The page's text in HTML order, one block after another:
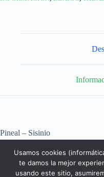
Pineal – Sisinio
Usamos cookies
te damos la mejor
usando este sitio,